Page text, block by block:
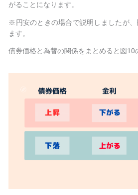
がることになります。
※円安のときの場合で説明しましたが、
ます。
債券価格と為替の関係をまとめると図10